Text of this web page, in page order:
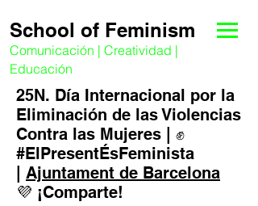
School of Feminism
Comunicación | Creatividad |
Educación
25N. Día Internacional por la
Eliminación de las Violencias
Contra las Mujeres
✊
#ElPresentÉsFeminista
Ajuntament de Barcelona
💜 ¡Comparte!